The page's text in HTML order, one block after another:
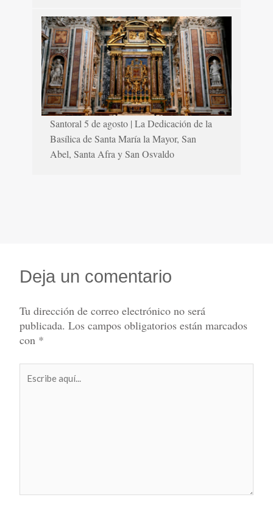
Santoral 5 de agosto | La Dedicación de la
Basílica de Santa María la Mayor, San
Abel, Santa Afra y San Osvaldo
Deja un comentario
Tu dirección de correo electrónico no será
publicada. Los campos obligatorios están marcados
con *
aquí...